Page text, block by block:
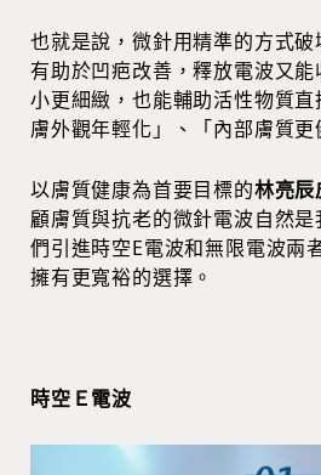
也就是說，微針用精準的方式破
有助於凹疤改善，釋放電波又
小更細緻，也能輔助活性物質
膚外觀年輕化」、「內部膚質更
以膚質健康為首要目標的林亮辰
顧膚質與抗老的微針電波自然
們引進時空E電波和無限電波兩
擁有更寬裕的選擇。
時空Ｅ電波